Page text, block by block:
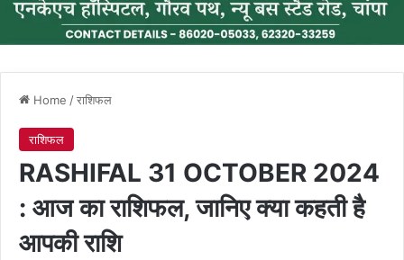
Home /राशिफल
राशिफल
RASHIFAL 31 OCTOBER 2024
: आज का राशिफल, जानिए क्या कहती है
आपकी राशि